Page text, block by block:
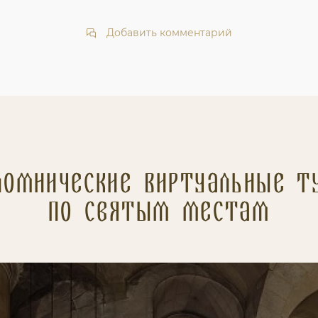
Добавить комментарий
Виртуальные
по святым местам